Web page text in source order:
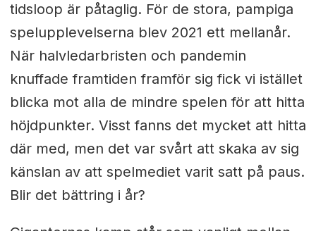
tidsloop är påtaglig. För de stora, pampiga
spelupplevelserna blev 2021 ett mellanår.
När halvledarbristen och pandemin
knuffade framtiden framför sig fick vi istället
blicka mot alla de mindre spelen för att hitta
höjdpunkter. Visst fanns det mycket att hitta
där med, men det var svårt att skaka av sig
känslan av att spelmediet varit satt på paus.
Blir det bättring i år?